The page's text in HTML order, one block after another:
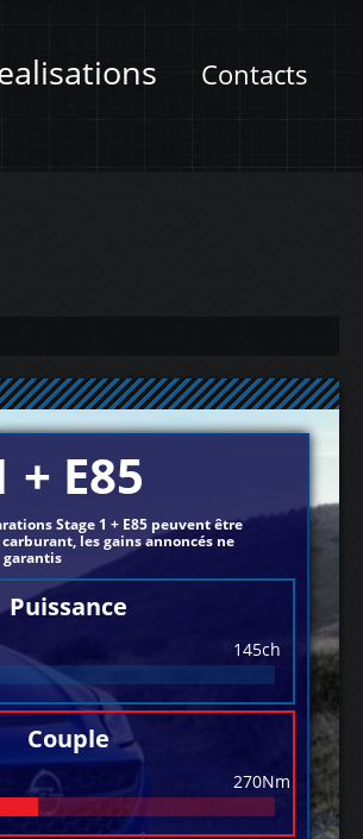
Contacts
+ E85
Stage 1 + E85 peuvent être
les gains annoncés ne
garantis
Puissance
145ch
Couple
270Nm